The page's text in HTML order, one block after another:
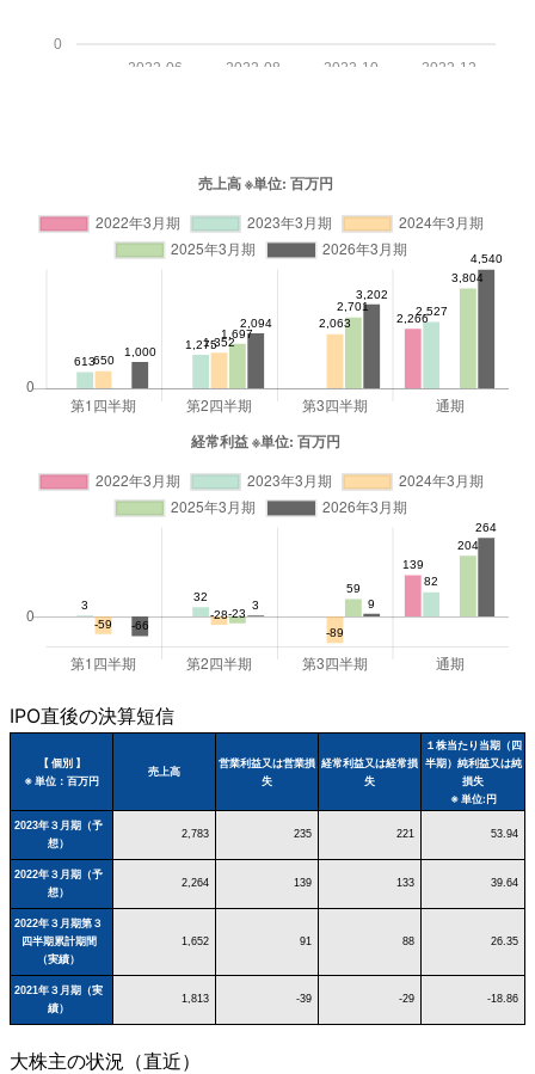
0
2022-12
2022-10
2022-08
2022-06
IPO直後の決算短信
【 個別 】
※ 単位：百万円
売上高
営業利益又は営業損
失
経常利益又は経常損
失
１株当たり当期（四
半期）純利益又は純
損失
※ 単位:円
2023年３月期（予
想）
2,783 235 221 53.94
2022年３月期（予
想）
2,264 139 133 39.64
2022年３月期第３
四半期累計期間
（実績）
1,652 91 88 26.35
2021年３月期（実
績）
1,813 -39 -29 -18.86
大株主の状況（直近）